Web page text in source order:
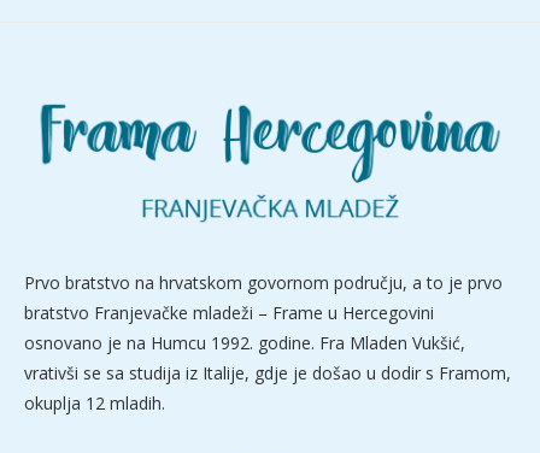
Prvo bratstvo na hrvatskom govornom području, a to je prvo
bratstvo Franjevačke mladeži – Frame u Hercegovini
osnovano je na Humcu 1992. godine. Fra Mladen Vukšić,
vrativši se sa studija iz Italije, gdje je došao u dodir s Framom,
okuplja 12 mladih.